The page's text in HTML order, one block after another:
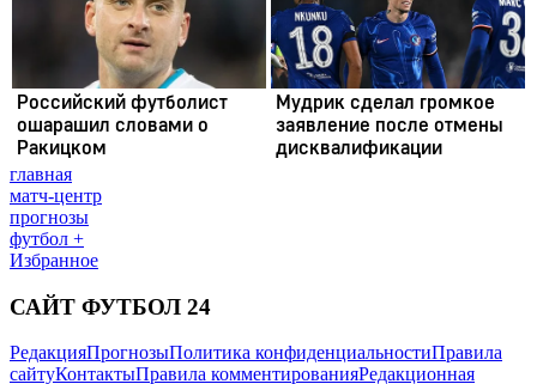
главная
матч-центр
прогнозы
футбол +
Избранное
САЙТ ФУТБОЛ 24
РедакцияПрогнозыПолитика конфиденциальностиПравила
сайтуКонтактыПравила комментированияРедакционная